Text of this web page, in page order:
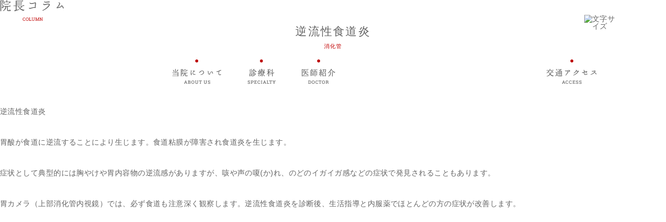
逆流性食道炎
消化管
逆流性食道炎
胃酸が食道に逆流することにより生じます。食道粘膜が障害され食道炎を生じます。
症状として典型的には胸やけや胃内容物の逆流感がありますが、咳や声の嗄(か)れ、のどのイガイガ感などの症状で発見されることもあります。
胃カメラ（上部消化管内視鏡）では、必ず食道も注意深く観察します。逆流性食道炎を診断後、生活指導と内服薬でほとんどの方の症状が改善します。